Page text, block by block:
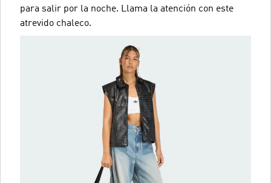
para salir por la noche. Llama la atención con este
atrevido chaleco.